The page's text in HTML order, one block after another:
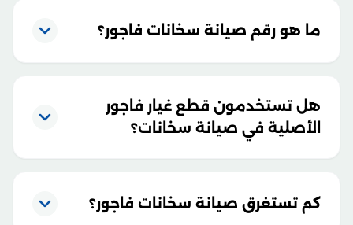
ما هو رقم صيانة سخانات فاجور؟
هل تستخدمون قطع غيار فاجور
الأصلية في صيانة سخانات؟
كم تستغرق صيانة سخانات فاجور؟